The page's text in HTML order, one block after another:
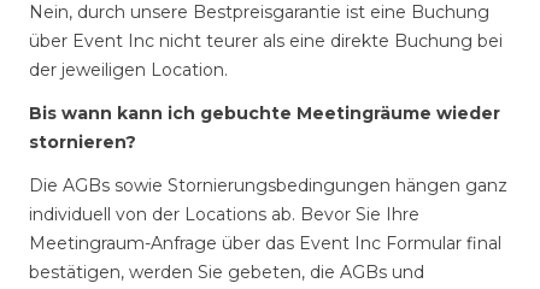
Nein, durch unsere Bestpreisgarantie ist eine Buchung
über Event Inc nicht teurer als eine direkte Buchung bei
der jeweiligen Location.
Bis wann kann ich gebuchte Meetingräume wieder
stornieren?
Die AGBs sowie Stornierungsbedingungen hängen ganz
individuell von der Locations ab. Bevor Sie Ihre
Meetingraum-Anfrage über das Event Inc Formular final
bestätigen, werden Sie gebeten, die AGBs und